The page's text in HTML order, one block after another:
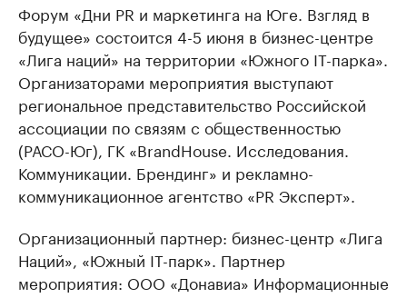
Форум «Дни PR и маркетинга на Юге. Взгляд в
будущее» состоится 4-5 июня в бизнес-центре
«Лига наций» на территории «Южного IT-парка».
Организаторами мероприятия выступают
региональное представительство Российской
ассоциации по связям с общественностью
(РАСО-Юг), ГК «BrandHouse. Исследования.
Коммуникации. Брендинг» и рекламно-
коммуникационное агентство «PR Эксперт».
Организационный партнер: бизнес-центр «Лига
Наций», «Южный IT-парк». Партнер
мероприятия: ООО «Донавиа» Информационные